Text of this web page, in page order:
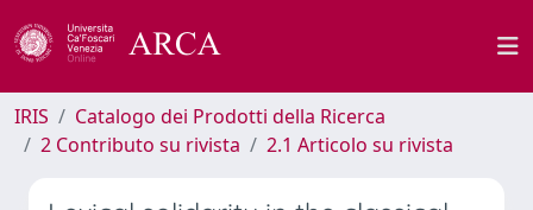
IRIS
Catalogo dei Prodotti della Ricerca
2 Contributo su rivista
2.1 Articolo su rivista